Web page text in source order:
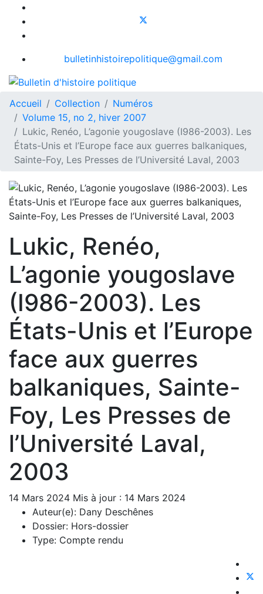
bulletinhistoirepolitique@gmail.com
Accueil Collection
Numéros
Volume 15, no 2, hiver 2007
Lukic, Renéo, L’agonie yougoslave (I986-2003). Les
États-Unis et l’Europe face aux guerres balkaniques,
Sainte-Foy, Les Presses de l’Université Laval, 2003
Lukic, Renéo,
L’agonie yougoslave
(I986-2003). Les
États-Unis et l’Europe
face aux guerres
balkaniques, Sainte-
Foy, Les Presses de
l’Université Laval,
2003
14 Mars 2024 Mis à jour : 14 Mars 2024
Auteur(e): Dany Deschênes
Dossier: Hors-dossier
Type: Compte rendu